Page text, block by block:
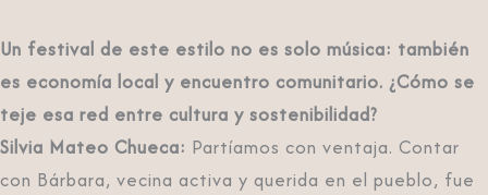
Un festival de este estilo no es solo música: también
es economía local y encuentro comunitario. ¿Cómo se
teje esa red entre cultura y sostenibilidad?
Silvia Mateo Chueca: Partíamos con ventaja. Contar
con Bárbara, vecina activa y querida en el pueblo, fue